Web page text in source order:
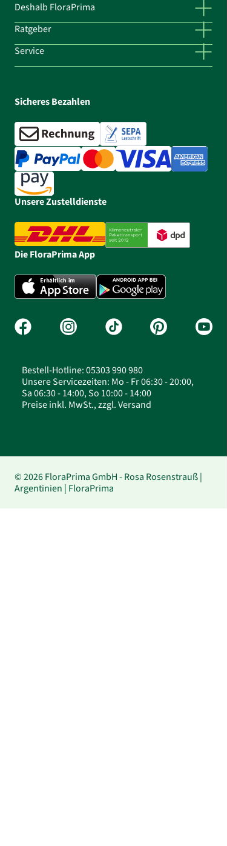
Deshalb FloraPrima
Ratgeber
Service
Sicheres Bezahlen
Unsere Zustelldienste
Die FloraPrima App
Bestell-Hotline: 05303 990 980
Unsere Servicezeiten: Mo - Fr 06:30 - 20:00,
Sa 06:30 - 14:00, So 10:00 - 14:00
Preise inkl. MwSt., zzgl. Versand
© 2026 FloraPrima GmbH - Rosa Rosenstrauß |
Argentinien | FloraPrima